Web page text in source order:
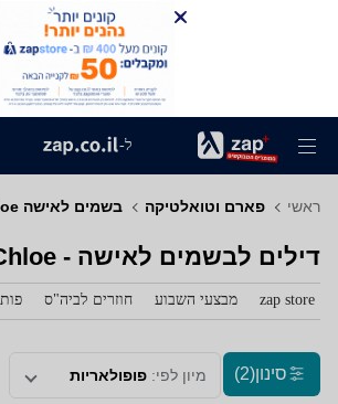
ל-
ראשי פארם וטואלטיקה בשמים לאישה Chloe
דילים לבשמים לאישה - Chloe
zap store מבצעי השבוע חוזרים לביה"ס
סינון(2) מיון לפי: פופולאריות